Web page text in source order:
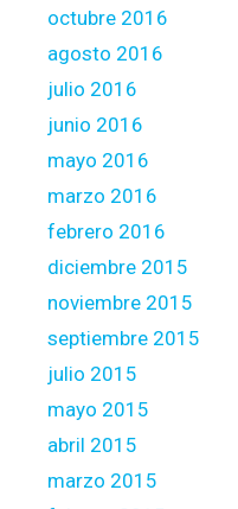
octubre 2016
agosto 2016
julio 2016
junio 2016
mayo 2016
marzo 2016
febrero 2016
diciembre 2015
noviembre 2015
septiembre 2015
julio 2015
mayo 2015
abril 2015
marzo 2015